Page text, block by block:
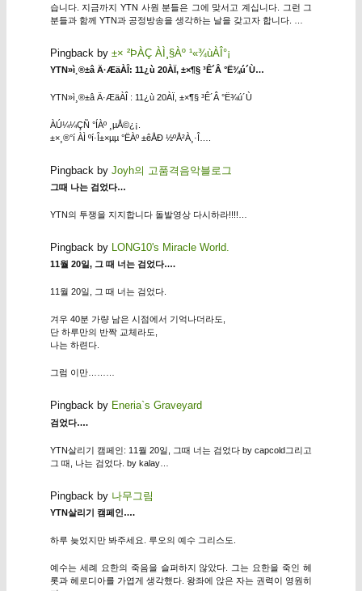
습니다. 지금까지 YTN 사원 분들은 그에 맞서고 계십니다. 그런 그
분들과 함께 YTN과 공정방송을 생각하는 날을 갖고자 합니다. …
Pingback by ±× ²ÞÀÇ ÀÌ¸§Àº ¹«¾ùÀÎ°¡
YTN»ì¸®±â Ä·ÆäÀÎ: 11¿ù 20ÀÏ, ±×¶§ ³Ê´Â °Ë¾ú´Ù…
YTN»ì¸®±â Ä·ÆäÀÎ : 11¿ù 20ÀÏ, ±×¶§ ³Ê´Â °Ë¾ú´Ù
ÀÚ¼¼ÇÑ °ÍÀº ¸µÅ©¿¡.
±×¸®°í ÀÌ ºí·Î±×µµ °ËÀº ±êÅÐ ½ºÅ²À¸·Î….
Pingback by Joyh의 고품격음악블로그
그때 나는 검었다…
YTN의 투쟁을 지지합니다 돌발영상 다시하라!!!!…
Pingback by LONG10's Miracle World.
11월 20일, 그 때 너는 검었다….
11월 20일, 그 때 너는 검었다.
겨우 40분 가량 남은 시점에서 기억나더라도,
단 하루만의 반짝 교체라도,
나는 하련다.
그럼 이만………
Pingback by Eneria`s Graveyard
검었다….
YTN살리기 캠페인: 11월 20일, 그때 너는 검었다 by capcold그리고
그 때, 나는 검었다. by kalay…
Pingback by 나무그림
YTN살리기 캠페인….
하루 늦었지만 봐주세요. 루오의 예수 그리스도.
예수는 세례 요한의 죽음을 슬퍼하지 않았다. 그는 요한을 죽인 헤
롯과 헤로디아를 가엽게 생각했다. 왕좌에 앉은 자는 권력이 영원히